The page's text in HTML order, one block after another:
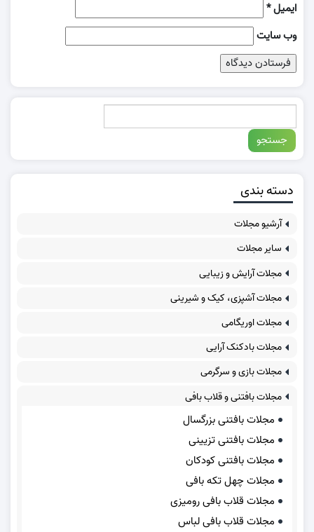
ایمیل*
وب‌ سایت
دسته بندی
آرشیو مجلات
سایر مجلات
مجلات آرایش و زیبایی
مجلات آشپزی، کیک و شیرینی
مجلات اوریگامی
مجلات بادکنک آرایی
مجلات بازی و سرگرمی
مجلات بافتنی و قلاب بافی
مجلات بافتنی بزرگسال
مجلات بافتنی تزیینی
مجلات بافتنی کودکان
مجلات چهل تکه بافی
مجلات قلاب بافی رومیزی
مجلات قلاب بافی لباس